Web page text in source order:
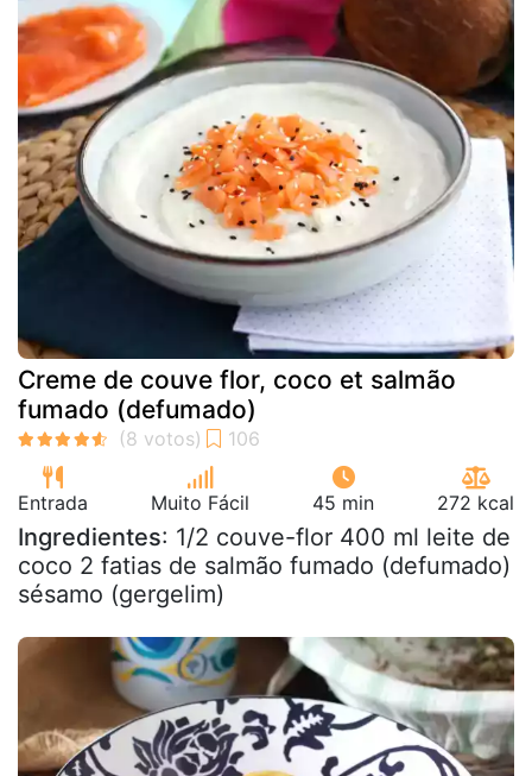
Creme de couve flor, coco et salmão
fumado (defumado)
Entrada Muito Fácil 45 min 272 kcal
Ingredientes: 1/2 couve-flor 400 ml leite de
coco 2 fatias de salmão fumado (defumado)
sésamo (gergelim)